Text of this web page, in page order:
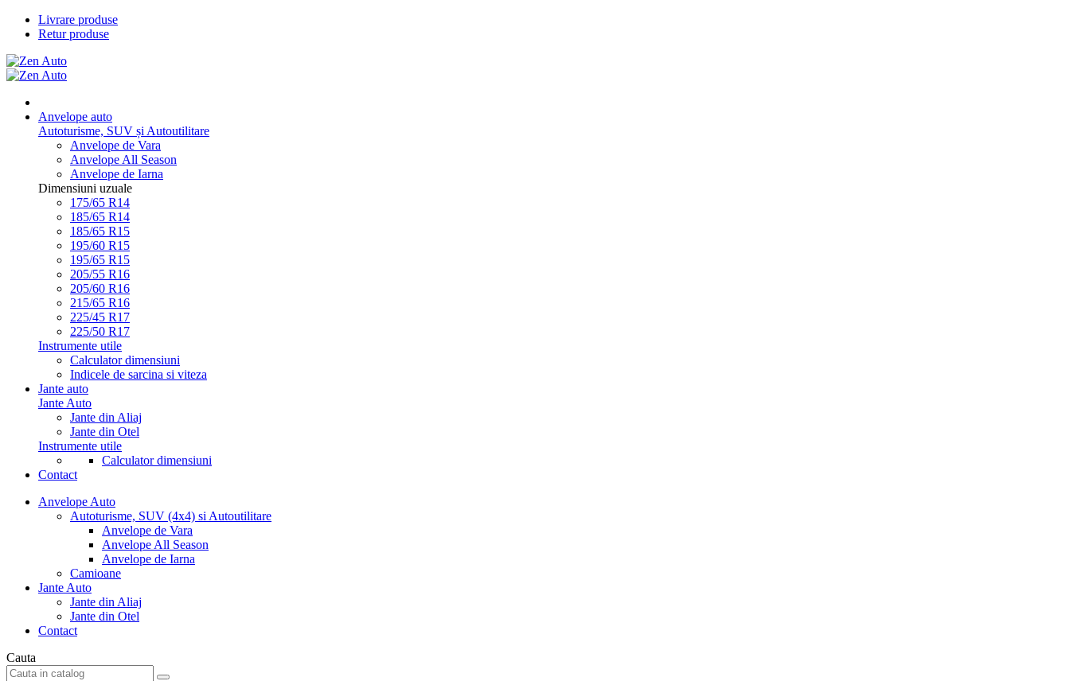
Livrare produse
Retur produse
Anvelope auto
Autoturisme, SUV și Autoutilitare
Anvelope de Vara
Anvelope All Season
Anvelope de Iarna
Dimensiuni uzuale
175/65 R14
185/65 R14
185/65 R15
195/60 R15
195/65 R15
205/55 R16
205/60 R16
215/65 R16
225/45 R17
225/50 R17
Instrumente utile
Calculator dimensiuni
Indicele de sarcina si viteza
Jante auto
Jante Auto
Jante din Aliaj
Jante din Otel
Instrumente utile
Calculator dimensiuni
Contact
Anvelope Auto
Autoturisme, SUV (4x4) si Autoutilitare
Anvelope de Vara
Anvelope All Season
Anvelope de Iarna
Camioane
Jante Auto
Jante din Aliaj
Jante din Otel
Contact
Cauta